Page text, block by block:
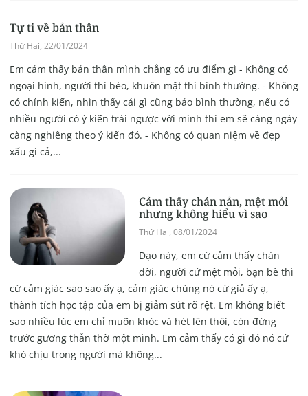
Tự ti về bản thân
Thứ Hai, 22/01/2024
Em cảm thấy bản thân mình chẳng có ưu điểm gì - Không có
ngoại hình, người thì béo, khuôn mặt thì bình thường. - Không
có chính kiến, nhìn thấy cái gì cũng bảo bình thường, nếu có
nhiều người có ý kiến trái ngược với mình thì em sẽ càng ngày
càng nghiêng theo ý kiến đó. - Không có quan niệm về đẹp
xấu gì cả,...
Cảm thấy chán nản, mệt mỏi
nhưng không hiểu vì sao
Thứ Hai, 08/01/2024
Dạo này, em cứ cảm thấy chán
đời, người cứ mệt mỏi, bạn bè thì
cứ cảm giác sao sao ấy ạ, cảm giác chúng nó cứ giả ấy ạ,
thành tích học tập của em bị giảm sút rõ rệt. Em không biết
sao nhiều lúc em chỉ muốn khóc và hét lên thôi, còn đứng
trước gương thẫn thờ một mình. Em cảm thấy có gì đó nó cứ
khó chịu trong người mà không...